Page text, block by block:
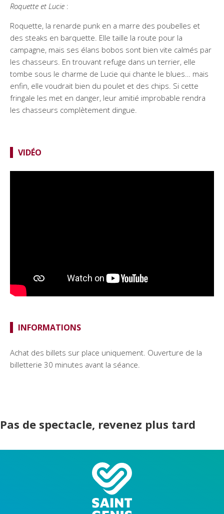
Roquette et Lucie :
Roquette, la renarde punk en a marre des poubelles et
des steaks en barquette. Elle taille la route pour la
campagne, mais ses élans bobos sont bien vite calmés par
les chasseurs. En trouvant refuge dans un terrier, elle
tombe sous le charme de Lucie qui chante le blues… mais
enfin, elle voudrait bien du poulet et des chips. Si cette
fringale les met en danger, leur amitié improbable rendra
les chasseurs complètement dingue.
VIDÉO
INFORMATIONS
Achat des billets sur place uniquement. Ouverture de la
billetterie 30 minutes avant la séance.
Pas de spectacle, revenez plus tard